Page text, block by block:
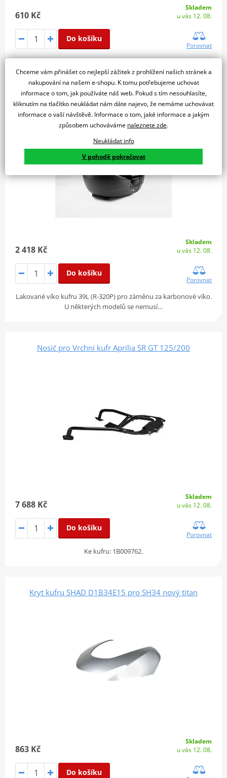
610 Kč
Skladem
u vás 12. 08.
Do košíku
Porovnat
39L COLOUR LID RED (R320P
2 418 Kč
Skladem
u vás 12. 08.
Do košíku
Porovnat
Lakované víko kufru 39L (R-320P) pro záměnu za karbonové víko.
U některých modelů se nemusí…
Nosič pro Vrchní kufr Aprilia SR GT 125/200
7 688 Kč
Skladem
u vás 12. 08.
Do košíku
Porovnat
Ke kufru: 1B009762.
Kryt kufru SHAD D1B34E15 pro SH34 nový titan
863 Kč
Skladem
u vás 12. 08.
Do košíku
Chceme vám přinášet co nejlepší zážitek z prohlížení našich stránek a
nakupování na našem e-shopu. K tomu potřebujeme uchovat
informace o tom, jak používáte náš web. Pokud s tím nesouhlasíte,
kliknutím na tlačítko neukládat nám dáte najevo, že nemáme uchovávat
informace o vaší návštěvě. Informace o tom, jaké informace a jakým
způsobem uchováváme naleznete zde.
Neukládat info
V pohodě pokračovat